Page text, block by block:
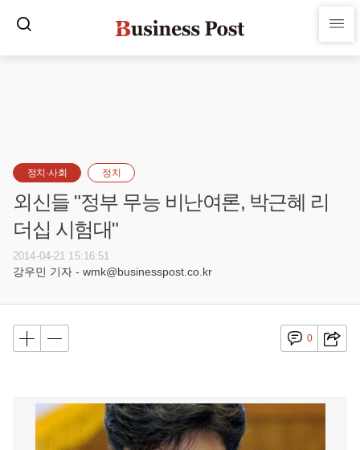
정치·사회 정치
외신들 "정부 무능 비난여론, 박근혜 리
더십 시험대"
2014-04-21 15:16:51
강우민 기자 - wmk@businesspost.co.kr
0